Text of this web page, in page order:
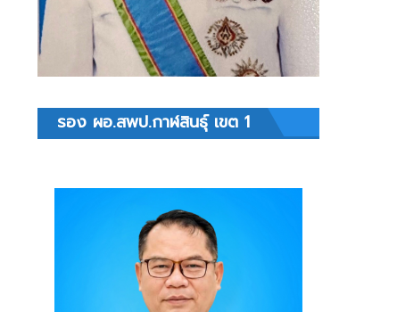
รอง ผอ.สพป.กาฬสินธุ์ เขต 1